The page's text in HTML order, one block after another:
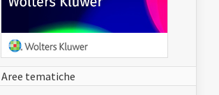
Aree tematiche